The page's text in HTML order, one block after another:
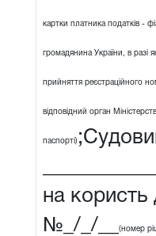
картки платника податків -
громадянина України, в разі
прийняття реєстраційного
відповідний орган
паспорті)
на
№_/_/__
(номер